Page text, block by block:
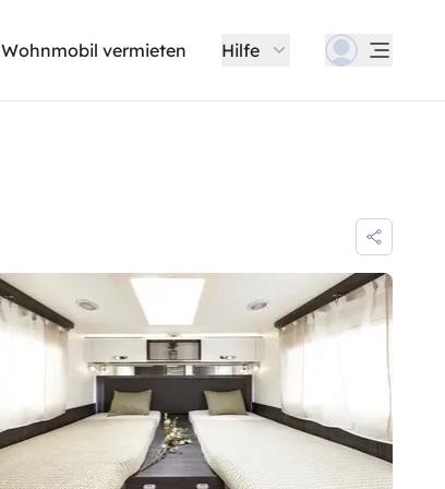
Wohnmobil vermieten Hilfe